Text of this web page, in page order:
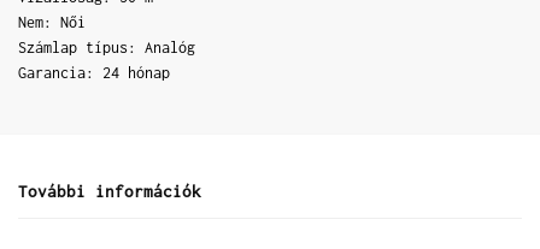
Nem: Női
Számlap típus: Analóg
Garancia: 24 hónap
További információk